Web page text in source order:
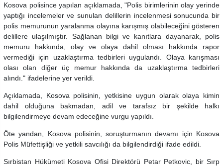
Kosova polisince yapılan açıklamada, "Polis birimlerinin olay yerinde
yaptığı incelemeler ve sunulan delillerin incelenmesi sonucunda bir
polis memurunun yaralanma olayına karışmış olabileceğini gösteren
delillere ulaşılmıştır. Sağlanan bilgi ve kanıtlara dayanarak, polis
memuru hakkında, olay ve olaya dahil olması hakkında rapor
vermediği için uzaklaştırma tedbirleri uygulandı. Olaya karışması
olası olan diğer üç memur hakkında da uzaklaştırma tedbirleri
alındı." ifadelerine yer verildi.
Açıklamada, Kosova polisinin, yetkisine uygun olarak olaya kimin
dahil olduğuna bakmadan, adil ve tarafsız bir şekilde halkı
bilgilendirmeye devam edeceğine vurgu yapıldı.
Öte yandan, Kosova polisinin, soruşturmanın devamı için Kosova
Polis Müfettişliği ve yetkili savcılığı da bilgilendirdiği ifade edildi.
Sırbistan Hükümeti Kosova Ofisi Direktörü Petar Petkovic, bir Sırp